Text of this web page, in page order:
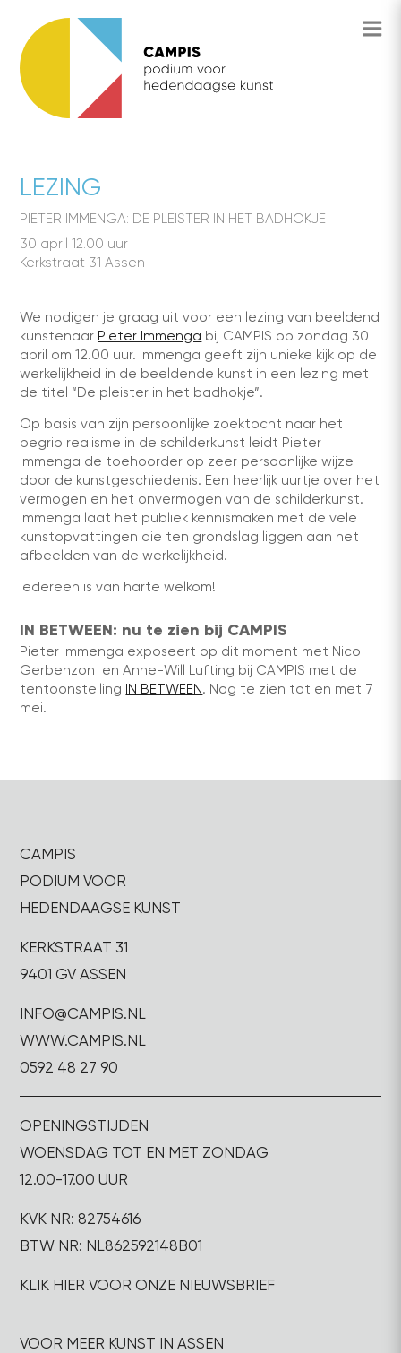
LEZING
PIETER IMMENGA: DE PLEISTER IN HET BADHOKJE
30 april 12.00 uur
Kerkstraat 31 Assen
We nodigen je graag uit voor een lezing van beeldend
kunstenaar Pieter Immenga bij CAMPIS op zondag 30
april om 12.00 uur. Immenga geeft zijn unieke kijk op de
werkelijkheid in de beeldende kunst in een lezing met
de titel “De pleister in het badhokje”.
Op basis van zijn persoonlijke zoektocht naar het
begrip realisme in de schilderkunst leidt Pieter
Immenga de toehoorder op zeer persoonlijke wijze
door de kunstgeschiedenis. Een heerlijk uurtje over het
vermogen en het onvermogen van de schilderkunst.
Immenga laat het publiek kennismaken met de vele
kunstopvattingen die ten grondslag liggen aan het
afbeelden van de werkelijkheid.
Iedereen is van harte welkom!
IN BETWEEN: nu te zien bij CAMPIS
Pieter Immenga exposeert op dit moment met Nico
Gerbenzon en Anne-Will Lufting bij CAMPIS met de
tentoonstelling IN BETWEEN. Nog te zien tot en met 7
mei.
CAMPIS
PODIUM VOOR
HEDENDAAGSE KUNST
KERKSTRAAT 31
9401 GV ASSEN
INFO@CAMPIS.NL
WWW.CAMPIS.NL
0592 48 27 90
OPENINGSTIJDEN
WOENSDAG TOT EN MET ZONDAG
12.00-17.00 UUR
KVK NR: 82754616
BTW NR: NL862592148B01
KLIK HIER VOOR ONZE NIEUWSBRIEF
VOOR MEER KUNST IN ASSEN